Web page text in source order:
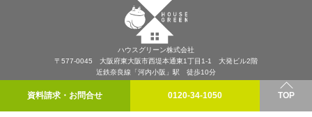
資料請求・お問合せ 0120-34-1050 TOP
ハウスグリーン株式会社
〒577-0045 大阪府東大阪市西堤本通東1丁目1-1 大発ビル2階
近鉄奈良線「河内小阪」駅 徒歩10分